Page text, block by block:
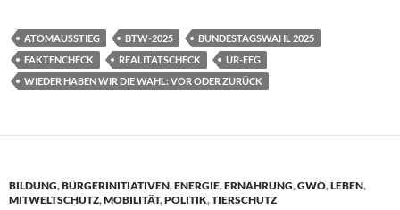
ATOMAUSSTIEG BTW-2025
BUNDESTAGSWAHL 2025
FAKTENCHECK
REALITÄTSCHECK
UR-EEG
WIEDER HABEN WIR DIE WAHL: VOR ODER ZURÜCK
BILDUNG,BÜRGERINITIATIVEN,ENERGIE,ERNÄHRUNG,GWÖ,LEBEN,
MITWELTSCHUTZ,MOBILITÄT,POLITIK,TIERSCHUTZ